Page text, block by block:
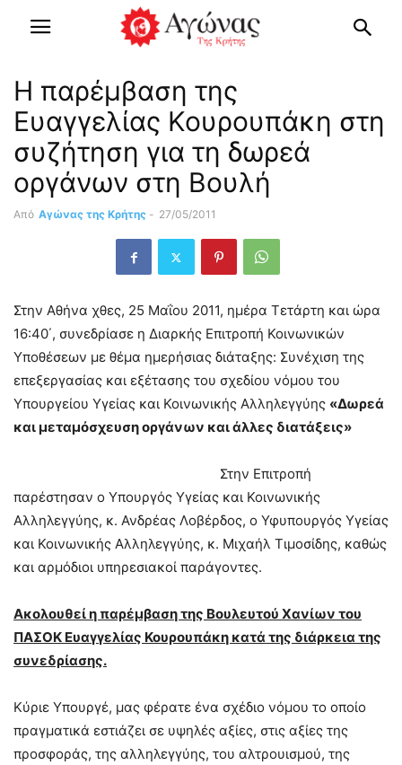
Η παρέμβαση της
Ευαγγελίας Κουρουπάκη στη
συζήτηση για τη δωρεά
οργάνων στη Βουλή
Από Αγώνας της Κρήτης - 27/05/2011
Στην Αθήνα χθες, 25 Μαΐου 2011, ημέρα Τετάρτη και ώρα
16:40΄, συνεδρίασε η Διαρκής Επιτροπή Κοινωνικών
Υποθέσεων με θέμα ημερήσιας διάταξης: Συνέχιση της
επεξεργασίας και εξέτασης του σχεδίου νόμου του
Υπουργείου Υγείας και Κοινωνικής Αλληλεγγύης «Δωρεά
και μεταμόσχευση οργάνων και άλλες διατάξεις»
Στην Επιτροπή
παρέστησαν ο Υπουργός Υγείας και Κοινωνικής
Αλληλεγγύης, κ. Ανδρέας Λοβέρδος, ο Υφυπουργός Υγείας
και Κοινωνικής Αλληλεγγύης, κ. Μιχαήλ Τιμοσίδης, καθώς
και αρμόδιοι υπηρεσιακοί παράγοντες.
Ακολουθεί η παρέμβαση της Βουλευτού Χανίων του
ΠΑΣΟΚ Ευαγγελίας Κουρουπάκη κατά της διάρκεια της
συνεδρίασης.
Κύριε Υπουργέ, μας φέρατε ένα σχέδιο νόμου το οποίο
πραγματικά εστιάζει σε υψηλές αξίες, στις αξίες της
προσφοράς, της αλληλεγγύης, του αλτρουισμού, της